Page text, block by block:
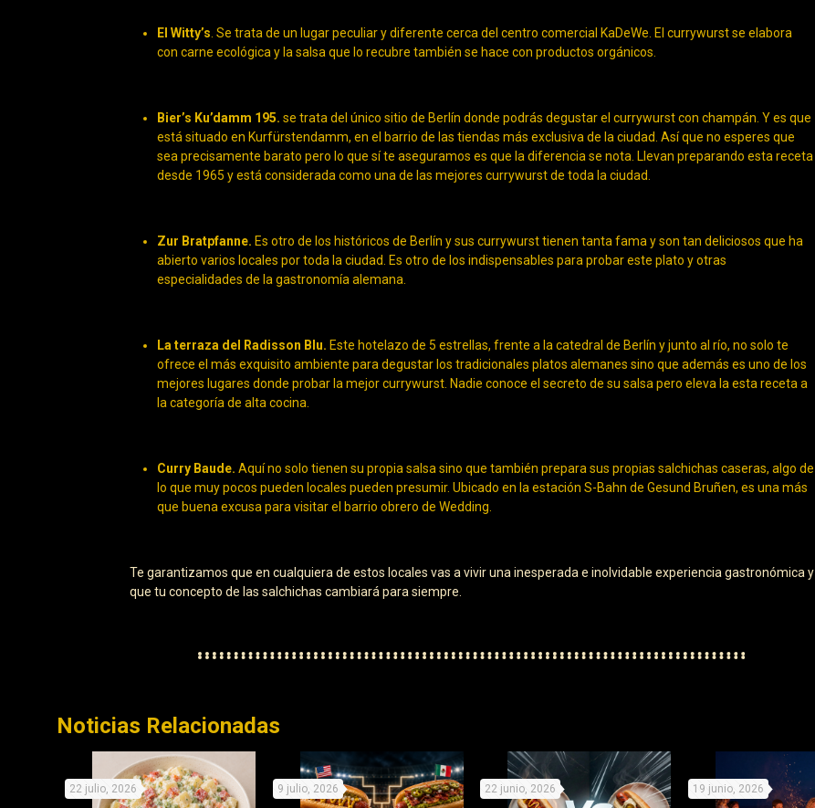
El Witty’s . Se trata de un lugar peculiar y diferente cerca del centro comercial KaDeWe. El currywurst se elabora
con carne ecológica y la salsa que lo recubre también se hace con productos orgánicos.
Bier’s Ku’damm 195. se trata del único sitio de Berlín donde podrás degustar el currywurst con champán. Y es que
está situado en Kurfürstendamm, en el barrio de las tiendas más exclusiva de la ciudad. Así que no esperes que
sea precisamente barato pero lo que sí te aseguramos es que la diferencia se nota. Llevan preparando esta receta
desde 1965 y está considerada como una de las mejores currywurst de toda la ciudad.
Zur Bratpfanne. Es otro de los históricos de Berlín y sus currywurst tienen tanta fama y son tan deliciosos que ha
abierto varios locales por toda la ciudad. Es otro de los indispensables para probar este plato y otras
especialidades de la gastronomía alemana.
La terraza del Radisson Blu. Este hotelazo de 5 estrellas, frente a la catedral de Berlín y junto al río, no solo te
ofrece el más exquisito ambiente para degustar los tradicionales platos alemanes sino que además es uno de los
mejores lugares donde probar la mejor currywurst. Nadie conoce el secreto de su salsa pero eleva la esta receta a
la categoría de alta cocina.
Curry Baude. Aquí no solo tienen su propia salsa sino que también prepara sus propias salchichas caseras, algo de
lo que muy pocos pueden locales pueden presumir. Ubicado en la estación S-Bahn de Gesund Bruñen, es una más
que buena excusa para visitar el barrio obrero de Wedding.
Te garantizamos que en cualquiera de estos locales vas a vivir una inesperada e inolvidable experiencia gastronómica y
que tu concepto de las salchichas cambiará para siempre.
Noticias Relacionadas
22 julio, 2026 9 julio, 2026 22 junio, 2026 19 junio, 2026